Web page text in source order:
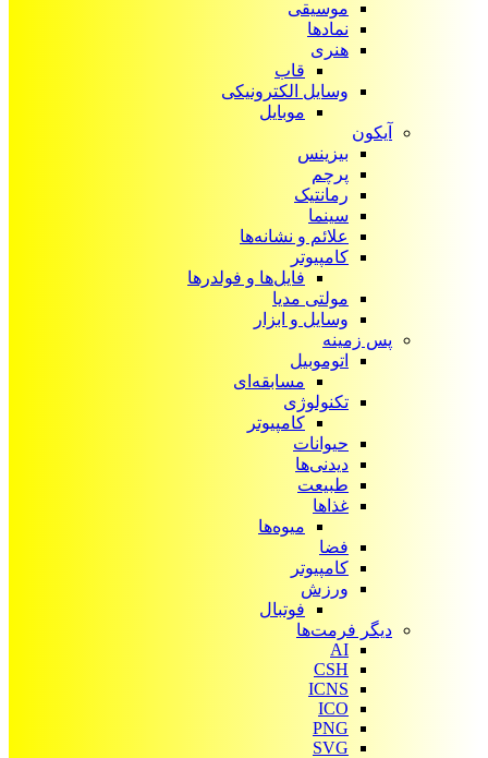
موسیقی
نمادها
هنری
قاب
وسایل الکترونیکی
موبایل
آیکون‌
بیزینس
پرچم
رمانتیک
سینما
علائم و نشانه‌ها
کامپیوتر
فایل‌ها و فولدرها
مولتی مدیا
وسایل و ابزار
پس زمینه
اتوموبیل
مسابقه‌ای
تکنولوژی
کامپیوتر
حیوانات
دیدنی‌ها
طبیعت
غذاها
میوه‌ها
فضا
کامپیوتر
ورزش
فوتبال
دیگر فرمت‌ها
AI
CSH
ICNS
ICO
PNG
SVG